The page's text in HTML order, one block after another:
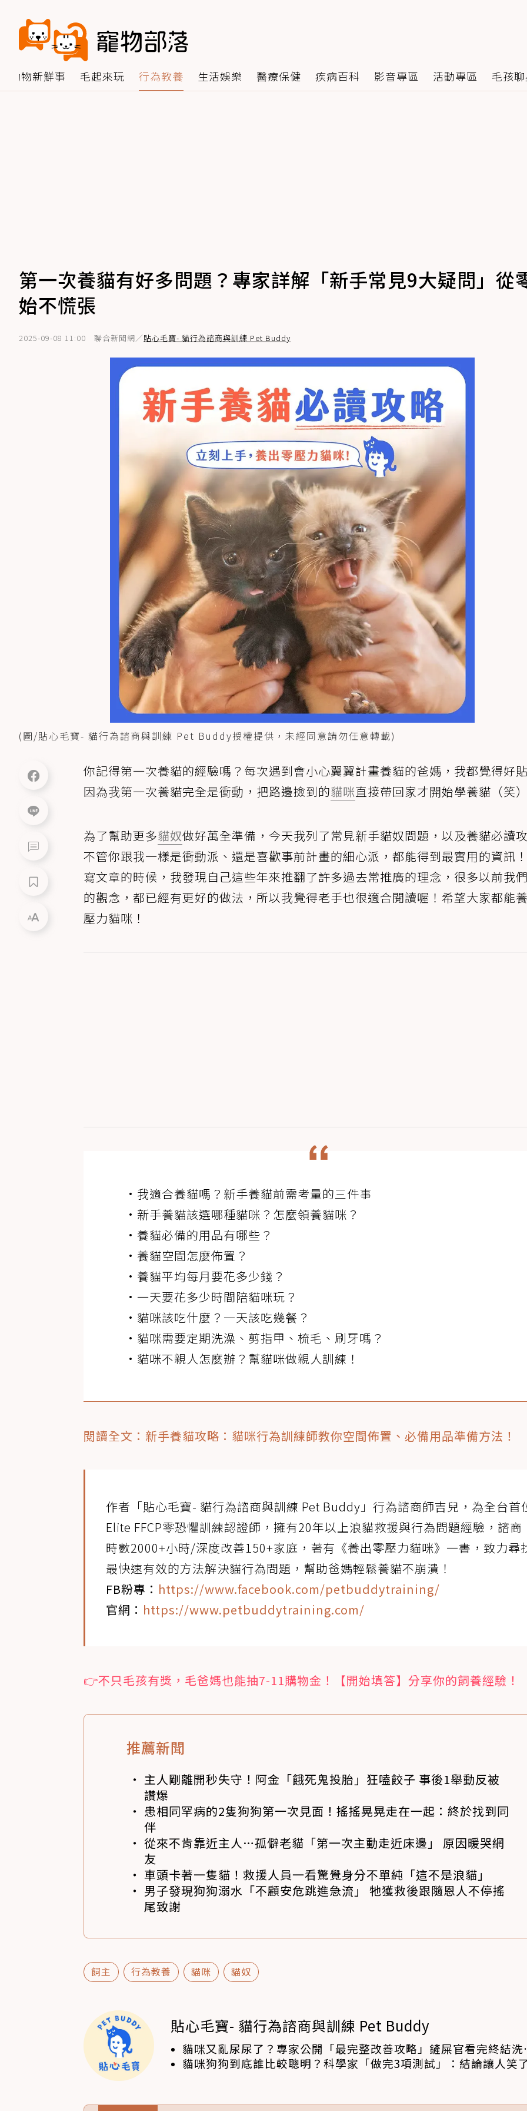
動物新鮮事 毛起來玩 行為教養 生活娛樂 醫療保健 疾病百科 影音專區 活動專區 毛孩
第一次養貓有好多問題？專家詳解「新手常見9大疑問」從
始不慌張
2025-09-08 11:00 聯合新聞網／貼心毛寶- 貓行為諮商與訓練 Pet Buddy
(圖/貼心毛寶- 貓行為諮商與訓練 Pet Buddy授權提供，未經同意請勿任意轉載)
你記得第一次養貓的經驗嗎？每次遇到會小心翼翼計畫養貓的爸媽，我都覺得好
因為我第一次養貓完全是衝動，把路邊撿到的貓咪直接帶回家才開始學養貓（笑
​為了幫助更多貓奴做好萬全準備，今天我列了常見新手貓奴問題，以及養貓必讀
不管你跟我一樣是衝動派、還是喜歡事前計畫的細心派，都能得到最實用的資訊
寫文章的時候，我發現自己這些年來推翻了許多過去常推廣的理念，很多以前我
的觀念，都已經有更好的做法，所以我覺得老手也很適合閱讀喔！希望大家都能
壓力貓咪！
•我適合養貓嗎？新手養貓前需考量的三件事
•新手養貓該選哪種貓咪？怎麼領養貓咪？
•養貓必備的用品有哪些？
•養貓空間怎麼佈置？
•養貓平均每月要花多少錢？
•一天要花多少時間陪貓咪玩？
•貓咪該吃什麼？一天該吃幾餐？
•貓咪需要定期洗澡、剪指甲、梳毛、刷牙嗎？
•貓咪不親人怎麼辦？幫貓咪做親人訓練！
閱讀全文：新手養貓攻略：貓咪行為訓練師教你空間佈置、必備用品準備方法！
作者「貼心毛寶- 貓行為諮商與訓練 Pet Buddy」行為諮商師吉兒，為全台首
Elite FFCP零恐懼訓練認證師，擁有20年以上浪貓救援與行為問題經驗，諮商
時數2000+小時/深度改善150+家庭，著有《養出零壓力貓咪》一書，致力尋
最快速有效的方法解決貓行為問題，幫助爸媽輕鬆養貓不崩潰！
FB粉專： https://www.facebook.com/petbuddytraining/
官網： https://www.petbuddytraining.com/
👉不只毛孩有獎，毛爸媽也能抽7-11購物金！【開始填答】分享你的飼養經驗！
推薦新聞
主人剛離開秒失守！阿金「餓死鬼投胎」狂嗑餃子 事後1舉動反被
讚爆
患相同罕病的2隻狗狗第一次見面！搖搖晃晃走在一起：終於找到同
伴
從來不肯靠近主人…孤僻老貓「第一次主動走近床邊」 原因暖哭網
友
車頭卡著一隻貓！救援人員一看驚覺身分不單純「這不是浪貓」
男子發現狗狗溺水「不顧安危跳進急流」 牠獲救後跟隨恩人不停搖
尾致謝
飼主 行為教養 貓咪 貓奴
貼心毛寶- 貓行為諮商與訓練 Pet Buddy
貓咪又亂尿尿了？專家公開「最完整改善攻略」鏟屎官看完終結洗
人生
貓咪狗狗到底誰比較聰明？科學家「做完3項測試」：結論讓人笑